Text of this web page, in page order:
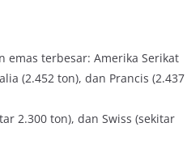
emas terbesar: Amerika Serikat
(2.452 ton), dan Prancis (2.437
2.300 ton), dan Swiss (sekitar